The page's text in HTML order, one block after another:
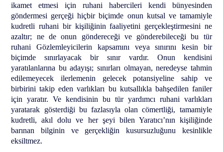
ikamet etmesi için ruhani habercileri kendi bünyesinden
göndermesi gerçeği hiçbir biçimde onun kutsal ve tamamiyle
kudretli ruhani bir kişiliğinin faaliyetini gerçekleştirmesini ne
azaltır; ne de onun göndereceği ve gönderebileceği bu tür
ruhani Gözlemleyicilerin kapsamını veya sınırını kesin bir
biçimde sınırlayacak bir sınır vardır. Onun kendisini
yaratılanlarına bu adayışı; sınırları olmayan, neredeyse tahmin
edilemeyecek ilerlemenin gelecek potansiyeline sahip ve
birbirini takip eden varlıkları bu kutsallıkla bahşedilen faniler
için yaratır. Ve kendisinin bu tür yardımcı ruhani varlıkları
yaratarak gösterdiği bu fazlasıyla olan cömertliği, tamamiyle
kudretli, akıl dolu ve her şeyi bilen Yaratıcı’nın kişiliğinde
barınan bilginin ve gerçekliğin kusursuzluğunu kesinlikle
eksiltmez.